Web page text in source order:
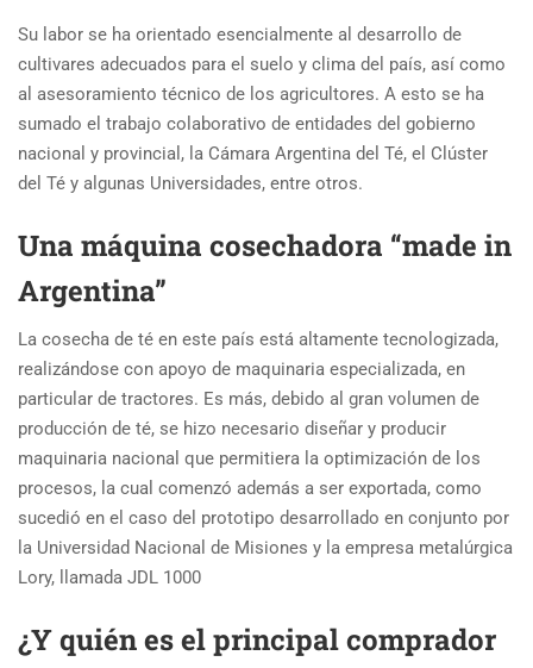
Su labor se ha orientado esencialmente al desarrollo de
cultivares adecuados para el suelo y clima del país, así como
al asesoramiento técnico de los agricultores. A esto se ha
sumado el trabajo colaborativo de entidades del gobierno
nacional y provincial, la Cámara Argentina del Té, el Clúster
del Té y algunas Universidades, entre otros.
Una máquina cosechadora “made in
Argentina”
La cosecha de té en este país está altamente tecnologizada,
realizándose con apoyo de maquinaria especializada, en
particular de tractores. Es más, debido al gran volumen de
producción de té, se hizo necesario diseñar y producir
maquinaria nacional que permitiera la optimización de los
procesos, la cual comenzó además a ser exportada, como
sucedió en el caso del prototipo desarrollado en conjunto por
la Universidad Nacional de Misiones y la empresa metalúrgica
Lory, llamada JDL 1000
¿Y quién es el principal comprador